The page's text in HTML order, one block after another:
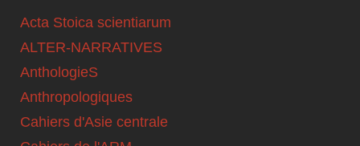
Acta Stoica scientiarum
ALTER-NARRATIVES
AnthologieS
Anthropologiques
Cahiers d'Asie centrale